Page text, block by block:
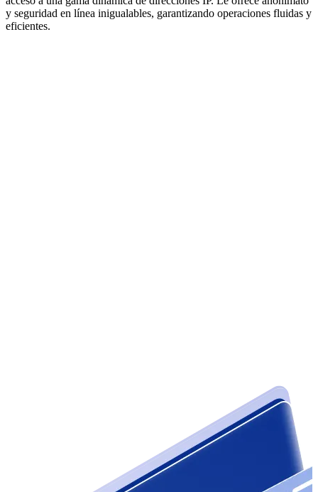
y seguridad en línea inigualables, garantizando operaciones fluidas y
eficientes.